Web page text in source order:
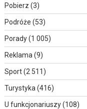
Pobierz (3)
Podróże (53)
Porady(1 005)
Reklama (9)
Sport(2 511)
Turystyka (416)
U funkcjonariuszy(108)